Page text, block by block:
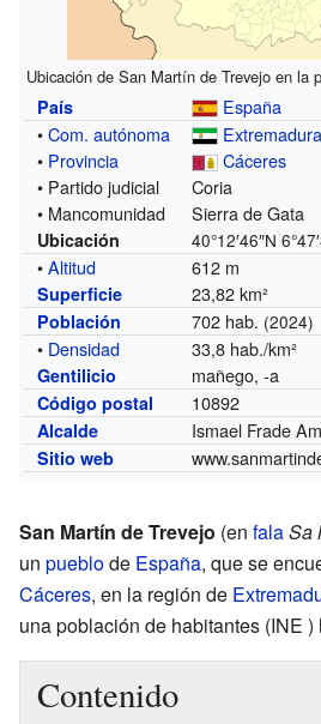
Ubicación de San Martín de Trevejo en la
País
España
•Com. autónoma
Extremadura
• Provincia
Cáceres
• Partido judicial
Coria
• Mancomunidad
Sierra de Gata
Ubicación 40°12′46″N
•Altitud 612 m
Superficie 23,82 km²
Población 702 hab. (2024)
• Densidad 33,8 hab./km²
Gentilicio mañego, -a
Código postal 10892
Alcalde Ismael Frade
Sitio web
San Martín de Trevejo (en falaSa
un pueblode España, que se
Cáceres, en la región de
una población de habitantes (INE )
Contenido